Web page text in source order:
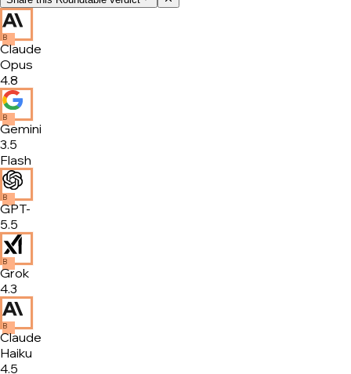
B
Claude
Opus
4.8
B
Gemini
3.5
Flash
B
GPT-
5.5
B
Grok
4.3
B
Claude
Haiku
4.5